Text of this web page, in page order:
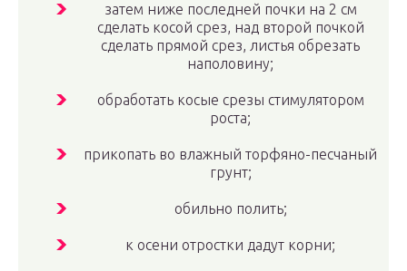
затем ниже последней почки на 2 см
сделать косой срез, над второй почкой
сделать прямой срез, листья обрезать
наполовину;
обработать косые срезы стимулятором
роста;
прикопать во влажный торфяно-песчаный
грунт;
обильно полить;
к осени отростки дадут корни;